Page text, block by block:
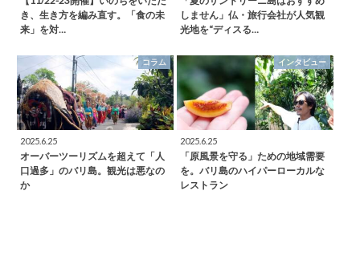
き、生き方を編み直す。「食の未
来」を対…
しません」仏・旅行会社が人気観
光地を“ディスる…
コラム
2025.6.25
オーバーツーリズムを超えて「人
口過多」のバリ島。観光は悪なの
か
インタビュー
2025.6.25
「原風景を守る」ための地域需要
を。バリ島のハイパーローカルな
レストラン